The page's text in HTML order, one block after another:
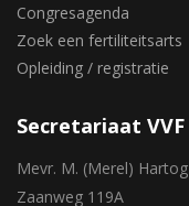
Congresagenda
Zoek een fertiliteitsarts
Opleiding / registratie
Secretariaat VVF
Mevr. M. (Merel) Hartog
Zaanweg 119A